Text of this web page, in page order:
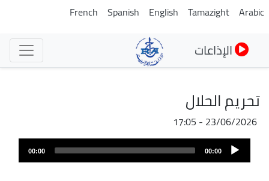
تجاوز
Arabic
Tamazight
English
Spanish
French
الإذاعات
تحريم الحلال
23/06/2026 - 17:05
ملف
الصوت
Audio
Player
00:00
00:00